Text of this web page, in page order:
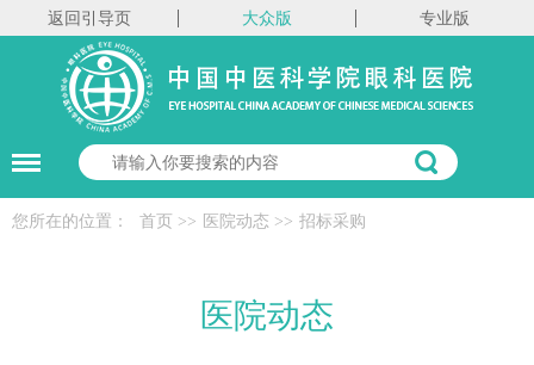
返回引导页 大众版 专业版
您所在的位置： 首页 >> 医院动态 >> 招标采购
医院动态